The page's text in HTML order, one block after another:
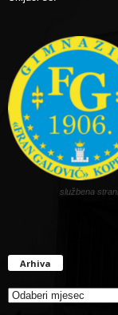
službena
Arhiva